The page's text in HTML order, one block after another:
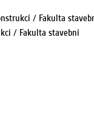
/ Fakulta
/ Fakulta stavební